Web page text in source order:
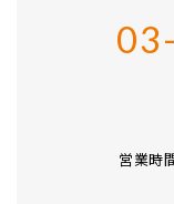
営業時